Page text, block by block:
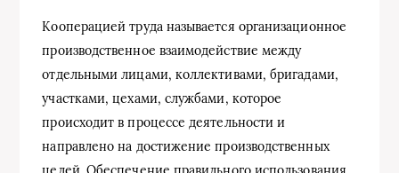
Кооперацией труда называется организационное
производственное взаимодействие между
отдельными лицами, коллективами, бригадами,
участками, цехами, службами, которое
происходит в процессе деятельности и
направлено на достижение производственных